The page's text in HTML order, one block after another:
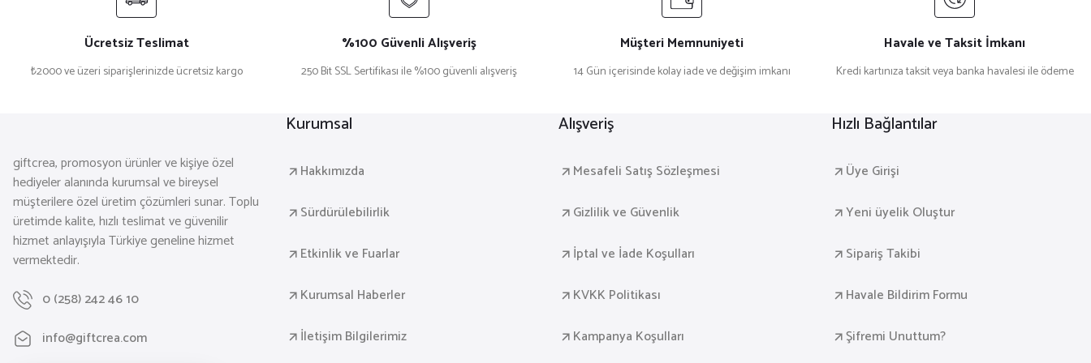
₺ 649,90
Sepete Ekle
₺ 649,90
Yeni Doğan Kız Bebek İçin Hoş Geldin Anahtarlık Yuvarlak Açacaklı Tasarım (Model-1)
₺ 649,90
Yeni Doğan Erkek Bebek İçin Hoş Geldin Anahtarlık Yuvarlak Açacaklı Tasarım (Model-6)
₺ 649,90
Ücretsiz Teslimat
₺2000 ve üzeri siparişlerinizde ücretsiz kargo
%100 Güvenli Alışveriş
250 Bit SSL Sertifikası ile %100 güvenli alışveriş
Müşteri Memnuniyeti
14 Gün içerisinde kolay iade ve değişim imkanı
Havale ve Taksit İmkanı
Kredi kartınıza taksit veya banka havalesi ile ödeme
giftcrea, promosyon ürünler ve kişiye özel
hediyeler alanında kurumsal ve bireysel
müşterilere özel üretim çözümleri sunar. Toplu
üretimde kalite, hızlı teslimat ve güvenilir
hizmet anlayışıyla Türkiye geneline hizmet
vermektedir.
0 (258) 242 46 10
info@giftcrea.com
Kurumsal
Hakkımızda
Sürdürülebilirlik
Etkinlik ve Fuarlar
Kurumsal Haberler
İletişim Bilgilerimiz
Alışveriş
Mesafeli Satış Sözleşmesi
Gizlilik ve Güvenlik
İptal ve İade Koşulları
KVKK Politikası
Kampanya Koşulları
Hızlı Bağlantılar
Üye Girişi
Yeni üyelik Oluştur
Sipariş Takibi
Havale Bildirim Formu
Şifremi Unuttum?